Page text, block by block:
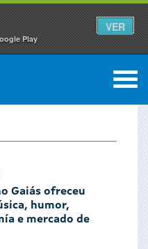
Play
VER
0
Gaiás ofreceu
humor,
e mercado de